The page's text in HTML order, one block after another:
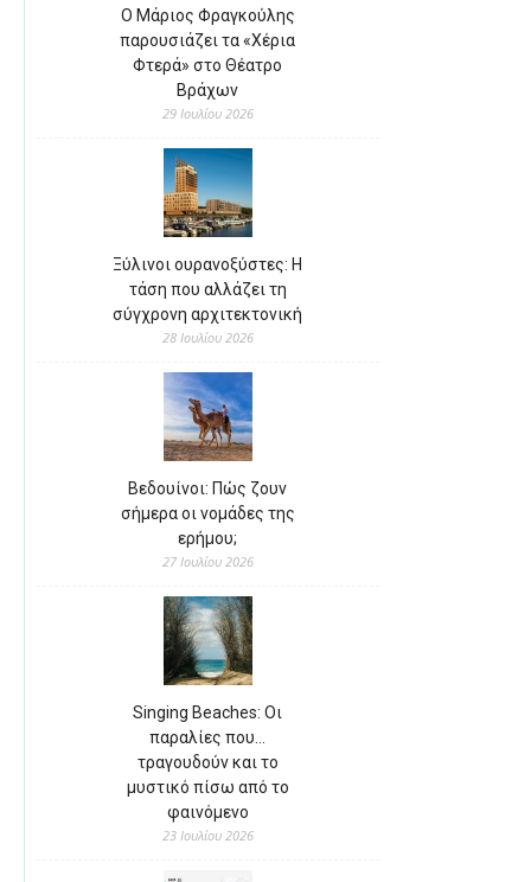
Ο Μάριος Φραγκούλης
παρουσιάζει τα «Χέρια
Φτερά» στο Θέατρο
Βράχων
29 Ιουλίου 2026
Ξύλινοι ουρανοξύστες: Η
τάση που αλλάζει τη
σύγχρονη αρχιτεκτονική
28 Ιουλίου 2026
Βεδουίνοι: Πώς ζουν
σήμερα οι νομάδες της
ερήμου;
27 Ιουλίου 2026
Singing Beaches: Οι
παραλίες που…
τραγουδούν και το
μυστικό πίσω από το
φαινόμενο
23 Ιουλίου 2026